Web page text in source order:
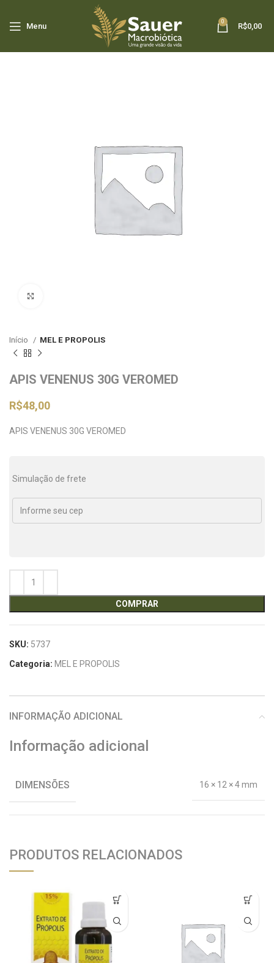
Menu
0
R$0,00
Início MEL E PROPOLIS
APIS VENENUS 30G VEROMED
R$48,00
APIS VENENUS 30G VEROMED
Simulação de frete
COMPRAR
SKU: 5737
Categoria: MEL E PROPOLIS
INFORMAÇÃO ADICIONAL
Informação adicional
DIMENSÕES 16 × 12 × 4 mm
PRODUTOS RELACIONADOS